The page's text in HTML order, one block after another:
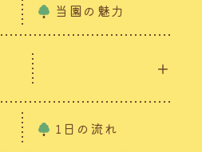
当園の魅力
1日の流れ